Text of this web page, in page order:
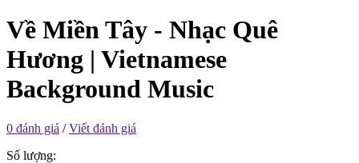
Về Miền Tây - Nhạc Quê
Hương | Vietnamese
Background Music
0 đánh giá /Viết đánh giá
Số lượng: